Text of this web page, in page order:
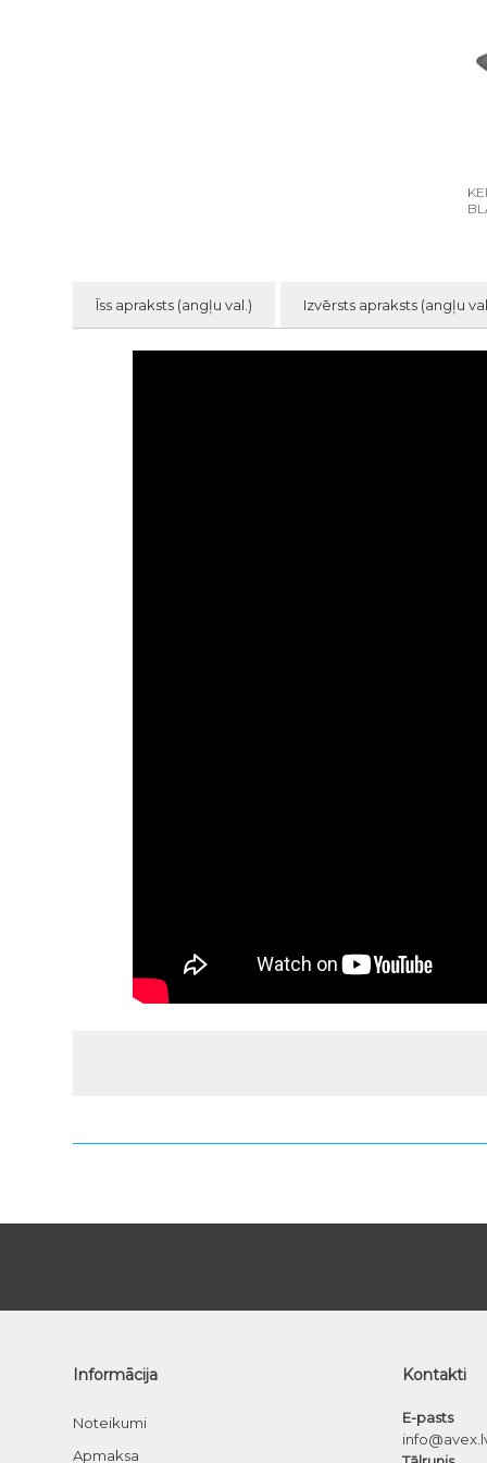
Īss apraksts (angļu val.) Izvērsts apraksts (angļu
Informācija
Noteikumi
Apmaksa
Kontakti
E-pasts